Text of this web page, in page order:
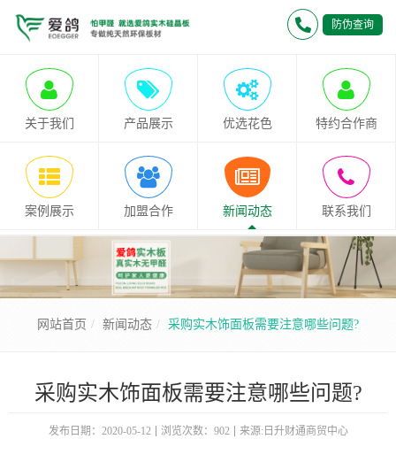
防伪查询
关于我们 产品展示 优选花色 特约合作商
案例展示 加盟合作 新闻动态 联系我们
网站首页 新闻动态 采购实木饰面板需要注意哪些问题?
采购实木饰面板需要注意哪些问题?
发布日期：2020-05-12 浏览次数：902 来源:日升财通商贸中心